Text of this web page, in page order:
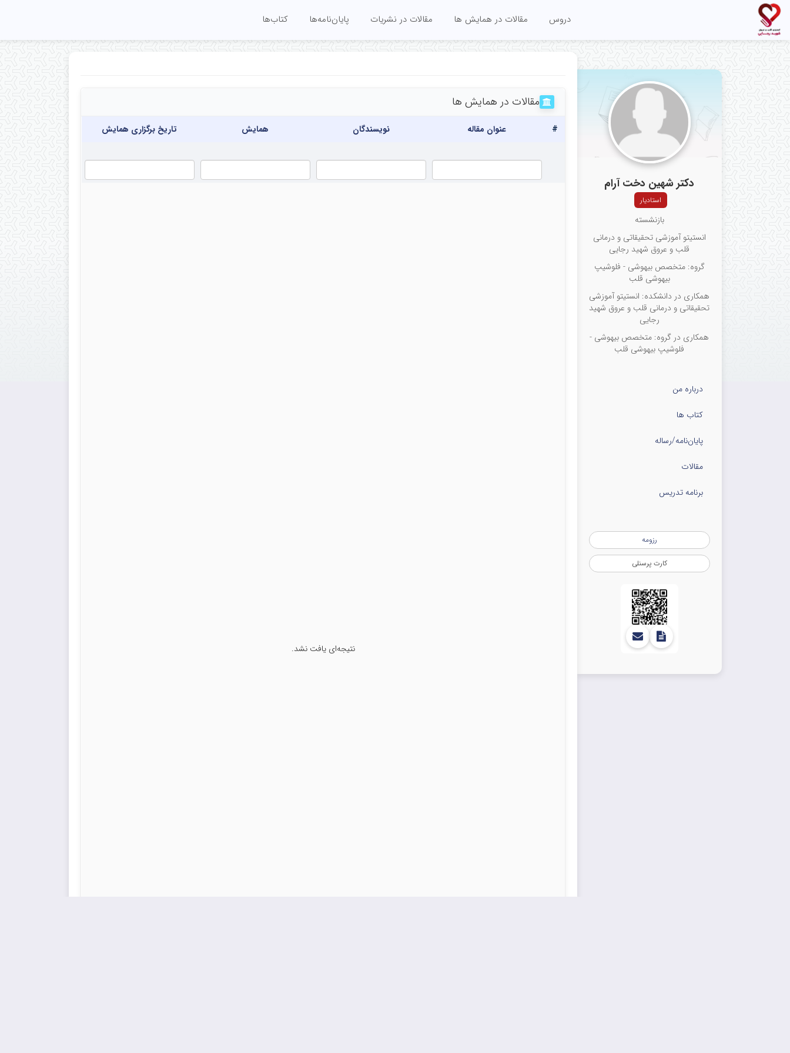
دروس مقالات در همایش ها مقالات در نشریات پایان‌نامه‌ها کتاب‌ها
دکتر شهین دخت آرام
استادیار
بازنشسته
انستیتو آموزشی تحقیقاتی و درمانی
قلب و عروق شهید رجایی
گروه: متخصص بیهوشی - فلوشیپ
بیهوشی قلب
همکاری در دانشکده: انستیتو آموزشی
تحقیقاتی و درمانی قلب و عروق شهید
رجایی
همکاری در گروه: متخصص بیهوشی -
فلوشیپ بیهوشی قلب
درباره من
کتاب ها
پایان‌نامه‌/رساله
مقالات
برنامه تدریس
رزومه
کارت پرسنلی
مقالات در همایش ها
# عنوان مقاله نویسندگان همایش تاریخ برگزاری همایش
نتیجه‌ای یافت نشد.